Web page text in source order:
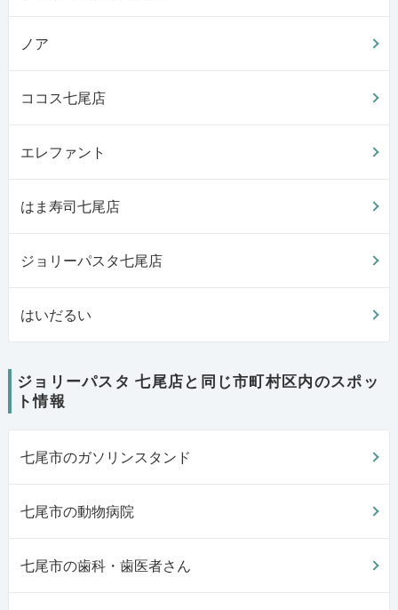
ノア
ココス七尾店
エレファント
はま寿司七尾店
ジョリーパスタ七尾店
はいだるい
ジョリーパスタ 七尾店と同じ市町村区内のスポッ
ト情報
七尾市のガソリンスタンド
七尾市の動物病院
七尾市の歯科・歯医者さん